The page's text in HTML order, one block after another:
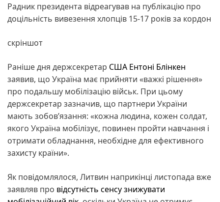
Радник президента відреагував на публікацію про
доцільність вивезення хлопців 15-17 років за кордон
скріншот
Раніше дня держсекретар США Ентоні Блінкен
заявив, що Україна має прийняти «важкі рішення»
про подальшу мобілізацію військ. При цьому
держсекретар зазначив, що партнери України
мають зобов’язання: «кожна людина, кожен солдат,
якого Україна мобілізує, повинен пройти навчання і
отримати обладнання, необхідне для ефективного
захисту країни».
Як повідомлялося, Литвин наприкінці листопада вже
заявляв про відсутність сенсу знижувати